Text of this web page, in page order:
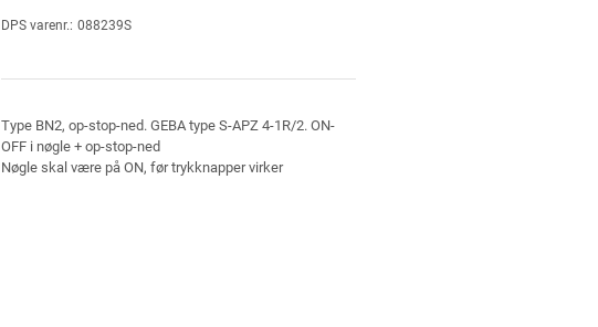
DPS varenr.: 088239S
Type BN2, op-stop-ned. GEBA type S-APZ 4-1R/2. ON-
OFF i nøgle + op-stop-ned
Nøgle skal være på ON, før trykknapper virker